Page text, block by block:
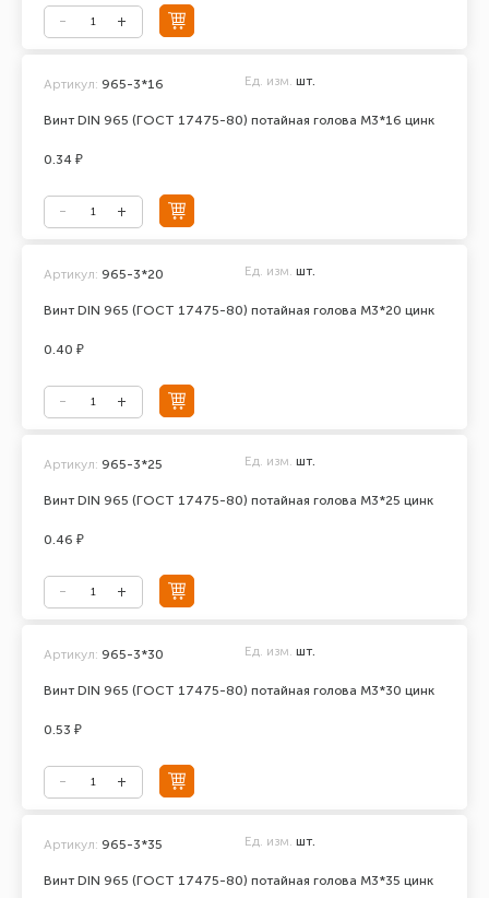
Винт DIN 965 (ГОСТ 17475-80) потайная голова М3*16 цинк
Артикул: 965-3*16 Ед. изм. шт.
0.34 ₽
Винт DIN 965 (ГОСТ 17475-80) потайная голова М3*20 цинк
Артикул: 965-3*20 Ед. изм. шт.
0.40 ₽
Винт DIN 965 (ГОСТ 17475-80) потайная голова М3*25 цинк
Артикул: 965-3*25 Ед. изм. шт.
0.46 ₽
Винт DIN 965 (ГОСТ 17475-80) потайная голова М3*30 цинк
Артикул: 965-3*30 Ед. изм. шт.
0.53 ₽
Винт DIN 965 (ГОСТ 17475-80) потайная голова М3*35 цинк
Артикул: 965-3*35 Ед. изм. шт.